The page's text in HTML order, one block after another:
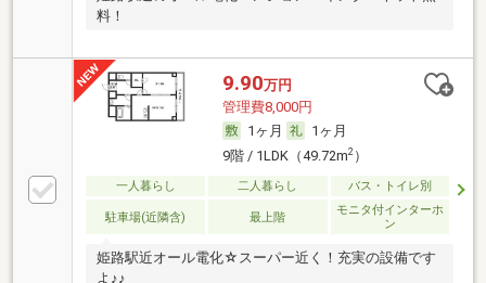
料！
9.90万円
管理費8,000円
1ヶ月
1ヶ月
9階 / 1LDK（49.72m2）
一人暮らし 二人暮らし バス・トイレ別
駐車場(近隣含) 最上階
モニタ付インターホ
ン
姫路駅近オール電化☆スーパー近く！充実の設備です
よ♪♪